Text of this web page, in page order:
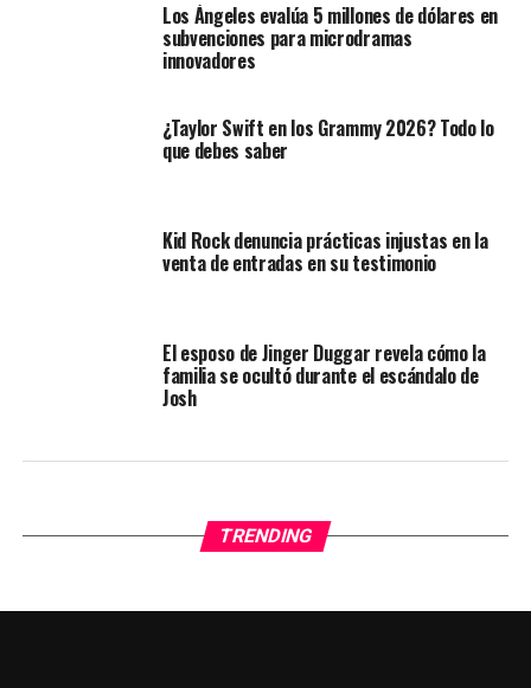
Los Ángeles evalúa 5 millones de dólares en
subvenciones para microdramas
innovadores
¿Taylor Swift en los Grammy 2026? Todo lo
que debes saber
Kid Rock denuncia prácticas injustas en la
venta de entradas en su testimonio
El esposo de Jinger Duggar revela cómo la
familia se ocultó durante el escándalo de
Josh
TRENDING